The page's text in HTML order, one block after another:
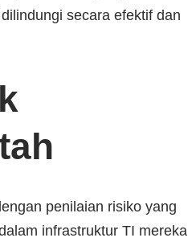
secara efektif dan
penilaian risiko yang
infrastruktur TI mereka